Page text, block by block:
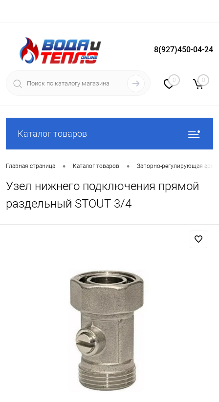
Вход Регистрация
8(927)450-04-24
0 0
Каталог товаров
Главная страница • Каталог товаров • Запорно-регулирующая
Узел нижнего подключения прямой
раздельный STOUT 3/4